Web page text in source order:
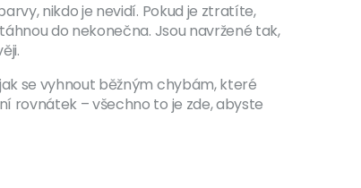
nikdo je nevidí. Pokud je ztratíte,
do nekonečna. Jsou navržené tak,
se vyhnout běžným chybám, které
rovnátek – všechno to je zde, abyste